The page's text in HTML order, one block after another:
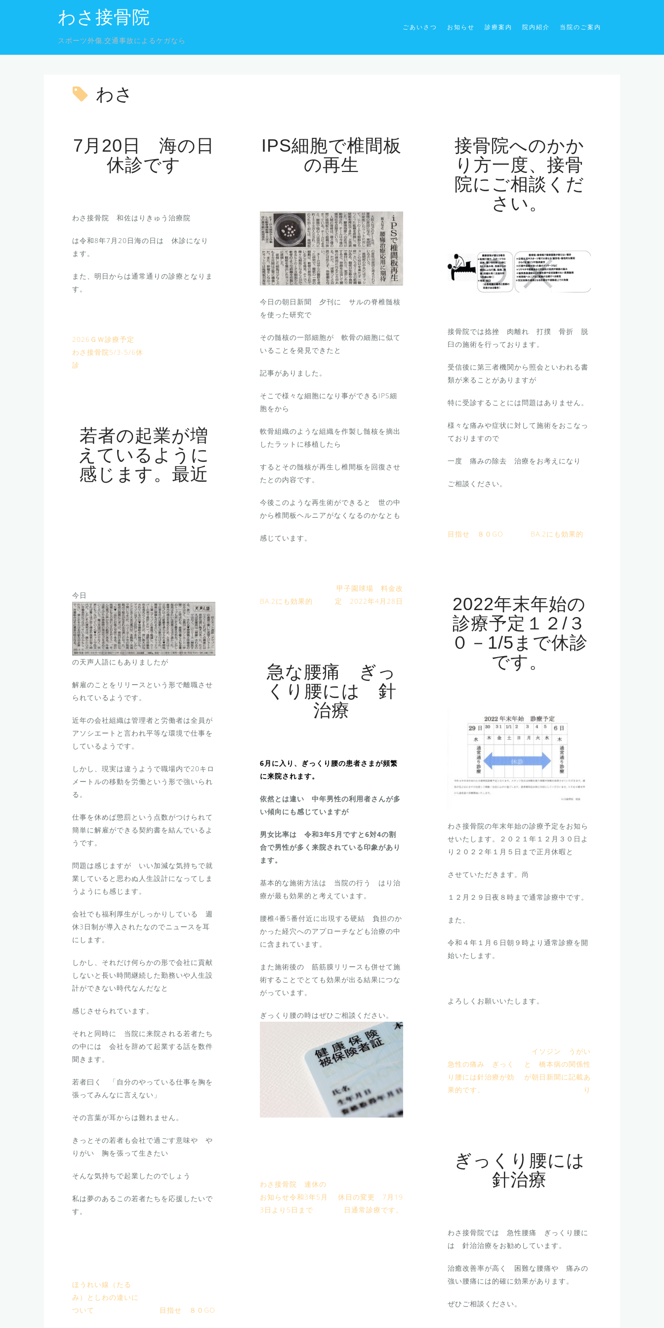
ツ
わさ接骨院
スポーツ外傷,交通事故によるケガなら
ごあいさつ お知らせ 診療案内 院内紹介 当院のご案内
わさ
7月20日 海の日
休診です
わさ接骨院 和佐はりきゅう治療院
は令和8年7月20日海の日は 休診になり
ます。
また、明日からは通常通りの診療となりま
す。
2026ＧＷ診療予定
わさ接骨院5/3-5/6休
診
IPS細胞で椎間板
の再生
今日の朝日新聞 夕刊に サルの脊椎髄核
を使った研究で
その髄核の一部細胞が 軟骨の細胞に似て
いることを発見できたと
記事がありました。
そこで様々な細胞になり事ができるIPS細
胞をから
軟骨組織のような組織を作製し髄核を摘出
したラットに移植したら
するとその髄核が再生し椎間板を回復させ
たとの内容です。
今後このような再生術ができると 世の中
から椎間板ヘルニアがなくなるのかなとも
感じています。
BA.2にも効果的
甲子園球場 料金改
定 2022年4月28日
接骨院へのかか
り方一度、接骨
院にご相談くだ
さい。
接骨院では捻挫 肉離れ 打撲 骨折 脱
臼の施術を行っております。
受信後に第三者機関から照会といわれる書
類が来ることがありますが
特に受診することには問題はありません。
様々な痛みや症状に対して施術をおこなっ
ておりますので
一度 痛みの除去 治療をお考えになり
ご相談ください。
目指せ ８０GO BA.2にも効果的
若者の起業が増
えているように
感じます。最近
今日
の天声人語にもありましたが
解雇のことをリリースという形で離職させ
られているようです。
近年の会社組織は管理者と労働者は全員が
アソシエートと言われ平等な環境で仕事を
しているようです。
しかし、現実は違うようで職場内で20キロ
メートルの移動を労働という形で強いられ
る。
仕事を休めば懲罰という点数がつけられて
簡単に解雇ができる契約書を結んでいるよ
うです。
問題は感じますが いい加減な気持ちで就
業していると思わぬ人生設計になってしま
うようにも感じます。
会社でも福利厚生がしっかりしている 週
休3日制が導入されたなのでニュースを耳
にします。
しかし、それだけ何らかの形で会社に貢献
しないと長い時間継続した勤務いや人生設
計ができない時代なんだなと
感じさせられています。
それと同時に 当院に来院される若者たち
の中には 会社を辞めて起業する話を数件
聞きます。
若者曰く 「自分のやっている仕事を胸を
張ってみんなに言えない」
その言葉が耳からは難れません。
きっとその若者も会社で過ごす意味や や
りがい 胸を張って生きたい
そんな気持ちで起業したのでしょう
私は夢のあるこの若者たちを応援したいで
す。
ほうれい線（たる
み）としわの違いに
ついて
目指せ ８０GO
2022年末年始の
診療予定１２/３
０－1/5まで休診
です。
わさ接骨院の年末年始の診療予定をお知ら
せいたします。２０２１年１２月３０日よ
り２０２２年１月５日まで正月休暇と
させていただきます。尚
１２月２９日夜８時まで通常診療中です。
また、
令和４年１月６日朝９時より通常診療を開
始いたします。
よろしくお願いいたします。
急性の痛み ぎっく
り腰には針治療が効
果的です。
イソジン うがい
と 橋本病の関係性
が朝日新聞に記載あ
り
急な腰痛 ぎっ
くり腰には 針
治療
6月に入り、ぎっくり腰の患者さまが頻繁
に来院されます。
依然とは違い 中年男性の利用者さんが多
い傾向にも感じていますが
男女比率は 令和3年5月ですと6対4の割
合で男性が多く来院されている印象があり
ます。
基本的な施術方法は 当院の行う はり治
療が最も効果的と考えています。
腰椎4番5番付近に出現する硬結 負担のか
かった経穴へのアプローチなども治療の中
に含まれています。
また施術後の 筋筋膜リリースも併せて施
術することでとても効果が出る結果につな
がっています。
ぎっくり腰の時はぜひご相談ください。
わさ接骨院 連休の
お知らせ令和3年5月
3日より5日まで
休日の変更 7月19
日通常診療です。
ぎっくり腰には
針治療
わさ接骨院では 急性腰痛 ぎっくり腰に
は 針治治療をお勧めしています。
治癒改善率が高く 困難な腰痛や 痛みの
強い腰痛には的確に効果があります。
ぜひご相談ください。